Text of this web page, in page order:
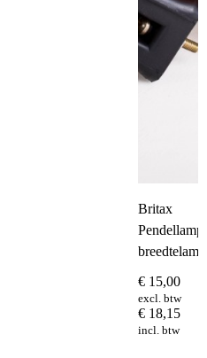
Britax
Pendellamp
breedtelamp
€ 15,00
excl. btw
€ 18,15
incl. btw